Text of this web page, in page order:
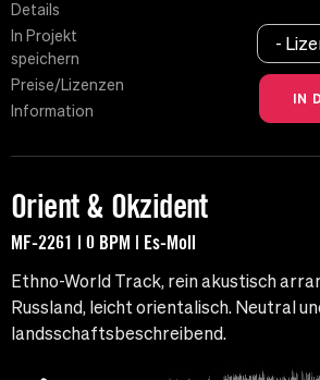
Details
In Projekt
speichern
Preise/Lizenzen
Information
-
Orient & Okzident
MF-2261 | 0 BPM | Es-Moll
Ethno-World Track, rein akustisch
Russland, leicht orientalisch. Neutral
landsschaftsbeschreibend.